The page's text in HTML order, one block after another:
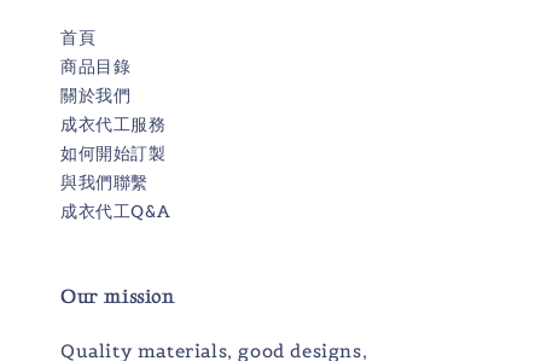
首頁
商品目錄
關於我們
成衣代工服務
如何開始訂製
與我們聯繫
成衣代工Q&A
Our mission
Quality materials, good designs,